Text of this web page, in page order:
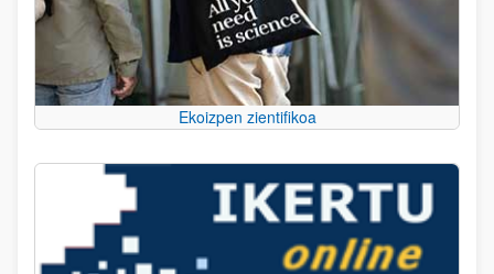
Ekoizpen zientifikoa